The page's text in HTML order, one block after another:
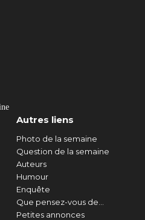
Autres liens
Photo de la semaine
Question de la semaine
Auteurs
Humour
Enquête
Que pensez-vous de...
Petites annonces